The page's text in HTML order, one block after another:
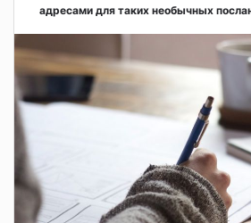
адресами для таких необычных